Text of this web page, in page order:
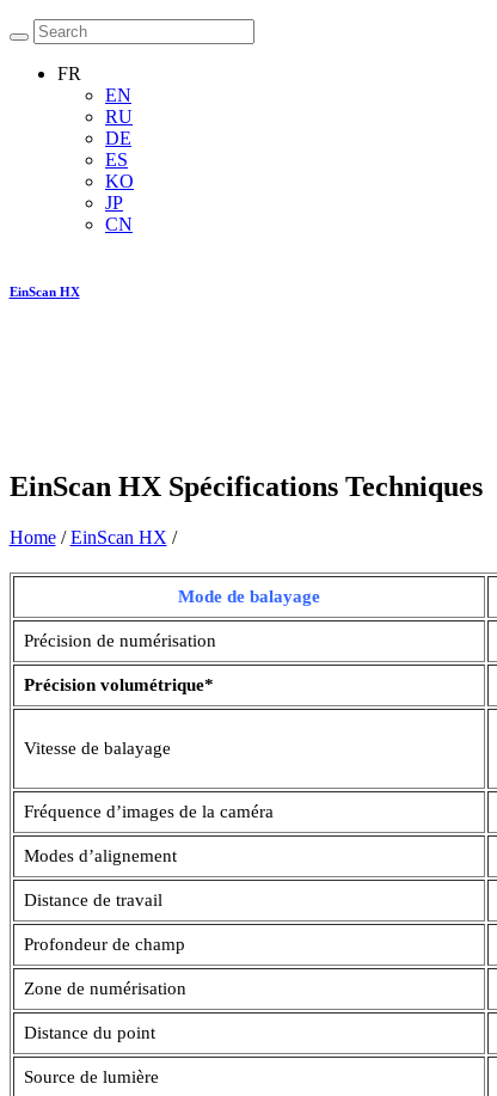
FR
EN
RU
DE
ES
KO
JP
CN
EinScan HX
EinScan HX Spécifications Techniques
Home/EinScan HX /
Mode de balayage
Précision de numérisation
Précision volumétrique*
Vitesse de balayage
Fréquence d’images de la caméra
Modes d’alignement
Distance de travail
Profondeur de champ
Zone de numérisation
Distance du point
Source de lumière